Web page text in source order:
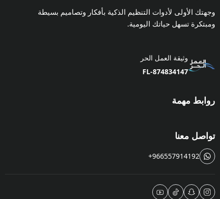
وجهتك الأولى لأدوات التنظيم الذكية بأفكار وتصاميم بسيطة
ومبتكرة تسهل حياتك اليومية.
وثيقة العمل الحر
FL-874834147
روابط مهمة
تواصل معنا
+966557914192